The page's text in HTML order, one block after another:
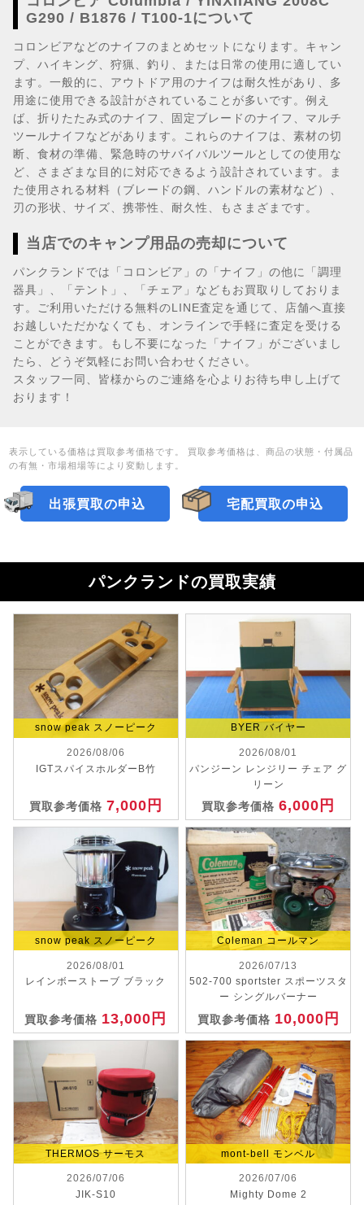
G290 / B1876 / T100-1について
コロンビアなどのナイフのまとめセットになります。キャン
プ、ハイキング、狩猟、釣り、または日常の使用に適してい
ます。一般的に、アウトドア用のナイフは耐久性があり、多
用途に使用できる設計がされていることが多いです。例え
ば、折りたたみ式のナイフ、固定ブレードのナイフ、マルチ
ツールナイフなどがあります。これらのナイフは、素材の切
断、食材の準備、緊急時のサバイバルツールとしての使用な
ど、さまざまな目的に対応できるよう設計されています。ま
た使用される材料（ブレードの鋼、ハンドルの素材など）、
刃の形状、サイズ、携帯性、耐久性、もさまざまです。
当店でのキャンプ用品の売却について
パンクランドでは「コロンビア」の「ナイフ」の他に「調理
器具」、「テント」、「チェア」などもお買取りしておりま
す。ご利用いただける無料のLINE査定を通じて、店舗へ直接
お越しいただかなくても、オンラインで手軽に査定を受ける
ことができます。もし不要になった「ナイフ」がございまし
たら、どうぞ気軽にお問い合わせください。
スタッフ一同、皆様からのご連絡を心よりお待ち申し上げて
おります！
表示している価格は買取参考価格です。 買取参考価格は、商品の状態・付属品
の有無・市場相場等により変動します。
出張買取の申込 宅配買取の申込
パンクランドの買取実績
snow peak スノーピーク
2026/08/06
IGTスパイスホルダーB竹
買取参考価格 7,000円
BYER バイヤー
2026/08/01
パンジーン レンジリー チェア グ
リーン
買取参考価格6,000円
snow peak スノーピーク
2026/08/01
レインボーストーブ ブラック
買取参考価格 13,000円
Coleman コールマン
2026/07/13
502-700 sportster スポーツスタ
ー シングルバーナー
買取参考価格 10,000円
THERMOS サーモス
2026/07/06
JIK-S10
mont-bell モンベル
2026/07/06
Mighty Dome 2